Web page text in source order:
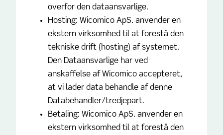
overfor den dataansvarlige.
Hosting: Wicomico ApS. anvender en
ekstern virksomhed til at forestå den
tekniske drift (hosting) af systemet.
Den Dataansvarlige har ved
anskaffelse af Wicomico accepteret,
at vi lader data behandle af denne
Databehandler/tredjepart.
Betaling: Wicomico ApS. anvender en
ekstern virksomhed til at forestå den